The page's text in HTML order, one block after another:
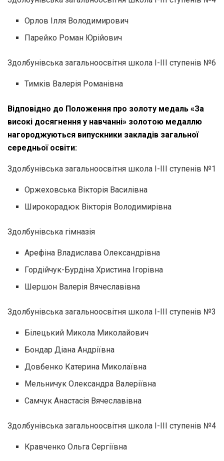
Орлов Ілля Володимирович
Парейко Роман Юрійович
Здолбунівська загальноосвітня школа І-ІІІ ступенів №6
Тимків Валерія Романівна
Відповідно до Положення про золоту медаль «За
високі досягнення у навчанні» золотою медаллю
нагороджуються випускники закладів загальної
середньої освіти:
Здолбунівська загальноосвітня школа І-ІІІ ступенів №1
Оржеховська Вікторія Василівна
Широкорадюк Вікторія Володимирівна
Здолбунівська гімназія
Арефіна Владислава Олександрівна
Гордійчук-Бурдіна Христина Ігорівна
Шершон Валерія Вячеславівна
Здолбунівська загальноосвітня школа І-ІІІ ступенів №3
Білецький Микола Миколайович
Бондар Діана Андріївна
Довбенко Катерина Миколаївна
Мельничук Олександра Валеріївна
Самчук Анастасія Вячеславівна
Здолбунівська загальноосвітня школа І-ІІІ ступенів №4
Кравченко Ольга Сергіївна